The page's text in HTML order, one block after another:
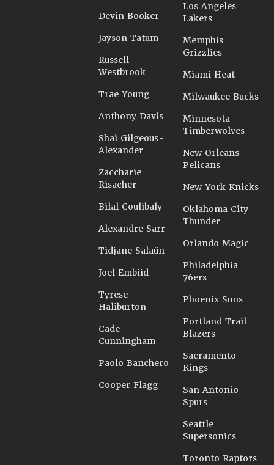
Devin Booker
Jayson Tatum
Russell
Westbrook
Trae Young
Anthony Davis
Shai Gilgeous-
Alexander
Zaccharie
Risacher
Bilal Coulibaly
Alexandre Sarr
Tidjane Salaün
Joel Embiid
Tyrese
Haliburton
Cade
Cunningham
Paolo Banchero
Cooper Flagg
Los Angeles
Lakers
Memphis
Grizzlies
Miami Heat
Milwaukee Bucks
Minnesota
Timberwolves
New Orleans
Pelicans
New York Knicks
Oklahoma City
Thunder
Orlando Magic
Philadelphia
76ers
Phoenix Suns
Portland Trail
Blazers
Sacramento
Kings
San Antonio
Spurs
Seattle
Supersonics
Toronto Raptors